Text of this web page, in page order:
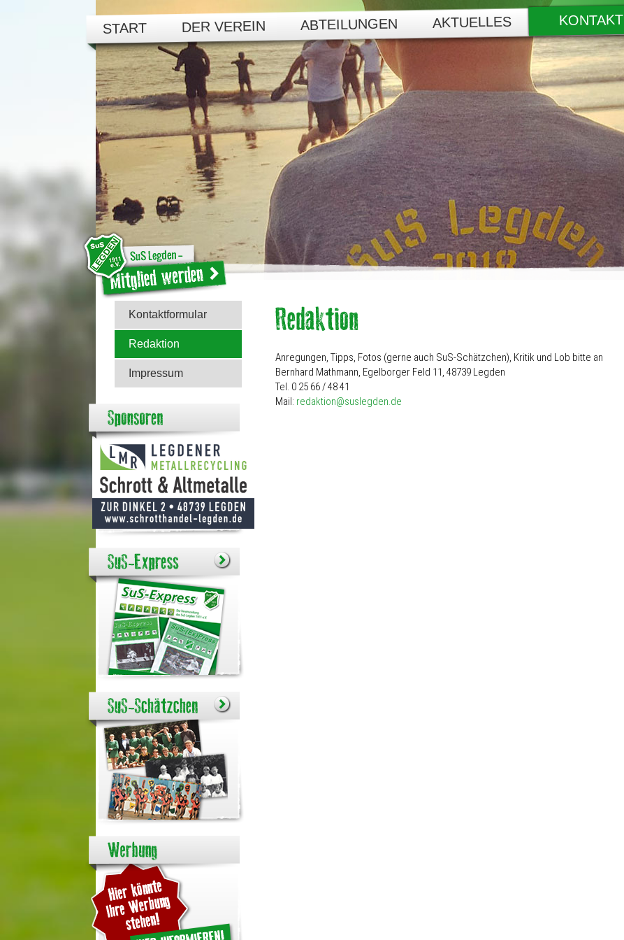
START DER VEREIN ABTEILUNGEN AKTUELLES KONTAKT
Kontaktformular
Redaktion
Impressum
Anregungen, Tipps, Fotos (gerne auch SuS-Schätzchen), Kritik und Lob bitte an
Bernhard Mathmann, Egelborger Feld 11, 48739 Legden
Tel. 0 25 66 / 48 41
Mail: redaktion@suslegden.de